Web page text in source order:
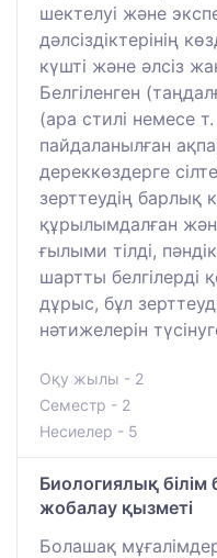
шектелуі және
дәлсіздіктерінің
күшті және әлсіз
Белгіленген
(apa стилі немесе
пайдаланылған
дереккөздерге
зерттеудің барлық
құрылымдалған
ғылыми тілді,
шартты
дұрыс, бұл
нәтижелерін
Оқу жылы - 2
Семестр - 2
Несиелер - 5
Биологиялық білім
жобалау қызметі
Болашақ